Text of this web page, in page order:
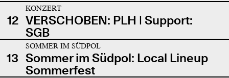
12
KONZERT
VERSCHOBEN: PLH | Support:
SGB
13
SOMMER IM SÜDPOL
Sommer im Südpol: Local Lineup
Sommerfest